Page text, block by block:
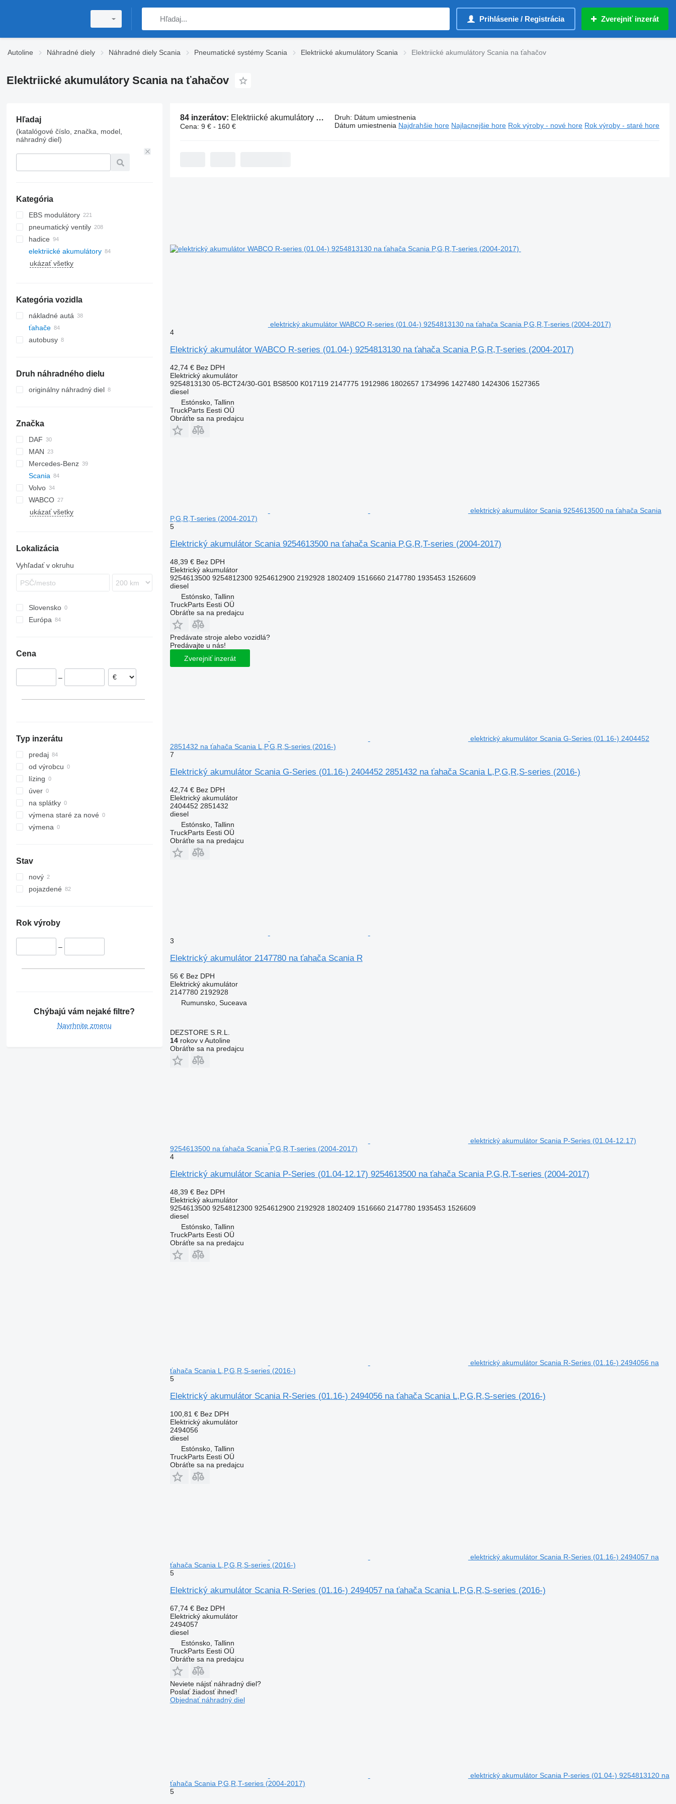
Prihlásenie / Registrácia Zverejniť inzerát
Autoline Náhradné diely Náhradné diely Scania Pneumatické systémy Scania Elektriické akumulátory Scania Elektriické akumulátory Scania na ťahačov
Elektriické akumulátory Scania na ťahačov
Hľadaj
(katalógové číslo, značka, model,
náhradný diel)
Kategória
EBS modulátory
pneumatický ventily
hadice
elektriické akumulátory
ukázať všetky
Kategória vozidla
nákladné autá
ťahače
autobusy
Druh náhradného dielu
originálny náhradný diel
Značka
DAF
CF
LF
XF
S-Way
Stralis
Trakker
MAN
TGA
TGL
TGM
TGS
TGX
Mercedes-Benz
Actros
Antos
Arocs
Atego
Premium
Scania
G-series
G400
R-series
R410
Volvo
FH
FM
WABCO
ukázať všetky
Lokalizácia
Vyhľadať v okruhu
Slovensko
Európa
Cena
–
Typ inzerátu
predaj
od výrobcu
lízing
úver
na splátky
výmena staré za nové
výmena
Stav
nový
pojazdené
Rok výroby
–
Chýbajú vám nejaké filtre?
Navrhnite zmenu
84 inzerátov: Elektriické akumulátory Scania na ťahačov
Cena: 9 € - 160 €
Druh: Dátum umiestnenia
Dátum umiestnenia Najdrahšie hore Najlacnejšie hore Rok výroby - nové hore Rok výroby - staré hore
elektrický akumulátor WABCO R-series (01.04-) 9254813130 na ťahača Scania P,G,R,T-series (2004-2017)
4
Elektrický akumulátor WABCO R-series (01.04-) 9254813130 na ťahača Scania P,G,R,T-series (2004-2017)
42,74 € Bez DPH
Elektrický akumulátor
9254813130 05-BCT24/30-G01 BS8500 K017119 2147775 1912986 1802657 1734996 1427480 1424306 1527365
diesel
Estónsko, Tallinn
TruckParts Eesti OÜ
Obráťte sa na predajcu
elektrický akumulátor Scania 9254613500 na ťahača Scania
P,G,R,T-series (2004-2017)
5
Elektrický akumulátor Scania 9254613500 na ťahača Scania P,G,R,T-series (2004-2017)
48,39 € Bez DPH
Elektrický akumulátor
9254613500 9254812300 9254612900 2192928 1802409 1516660 2147780 1935453 1526609
diesel
Estónsko, Tallinn
TruckParts Eesti OÜ
Obráťte sa na predajcu
Predávate stroje alebo vozidlá?
Predávajte u nás!
Zverejniť inzerát
elektrický akumulátor Scania G-Series (01.16-) 2404452
2851432 na ťahača Scania L,P,G,R,S-series (2016-)
7
Elektrický akumulátor Scania G-Series (01.16-) 2404452 2851432 na ťahača Scania L,P,G,R,S-series (2016-)
42,74 € Bez DPH
Elektrický akumulátor
2404452 2851432
diesel
Estónsko, Tallinn
TruckParts Eesti OÜ
Obráťte sa na predajcu
3
Elektrický akumulátor 2147780 na ťahača Scania R
56 € Bez DPH
Elektrický akumulátor
2147780 2192928
Rumunsko, Suceava
DEZSTORE S.R.L.
14rokov v Autoline
Obráťte sa na predajcu
elektrický akumulátor Scania P-Series (01.04-12.17)
9254613500 na ťahača Scania P,G,R,T-series (2004-2017)
4
Elektrický akumulátor Scania P-Series (01.04-12.17) 9254613500 na ťahača Scania P,G,R,T-series (2004-2017)
48,39 € Bez DPH
Elektrický akumulátor
9254613500 9254812300 9254612900 2192928 1802409 1516660 2147780 1935453 1526609
diesel
Estónsko, Tallinn
TruckParts Eesti OÜ
Obráťte sa na predajcu
elektrický akumulátor Scania R-Series (01.16-) 2494056 na
ťahača Scania L,P,G,R,S-series (2016-)
5
Elektrický akumulátor Scania R-Series (01.16-) 2494056 na ťahača Scania L,P,G,R,S-series (2016-)
100,81 € Bez DPH
Elektrický akumulátor
2494056
diesel
Estónsko, Tallinn
TruckParts Eesti OÜ
Obráťte sa na predajcu
elektrický akumulátor Scania R-Series (01.16-) 2494057 na
ťahača Scania L,P,G,R,S-series (2016-)
5
Elektrický akumulátor Scania R-Series (01.16-) 2494057 na ťahača Scania L,P,G,R,S-series (2016-)
67,74 € Bez DPH
Elektrický akumulátor
2494057
diesel
Estónsko, Tallinn
TruckParts Eesti OÜ
Obráťte sa na predajcu
Neviete nájsť náhradný diel?
Poslať žiadosť ihneď!
Objednať náhradný diel
elektrický akumulátor Scania P-series (01.04-) 9254813120 na
ťahača Scania P,G,R,T-series (2004-2017)
5